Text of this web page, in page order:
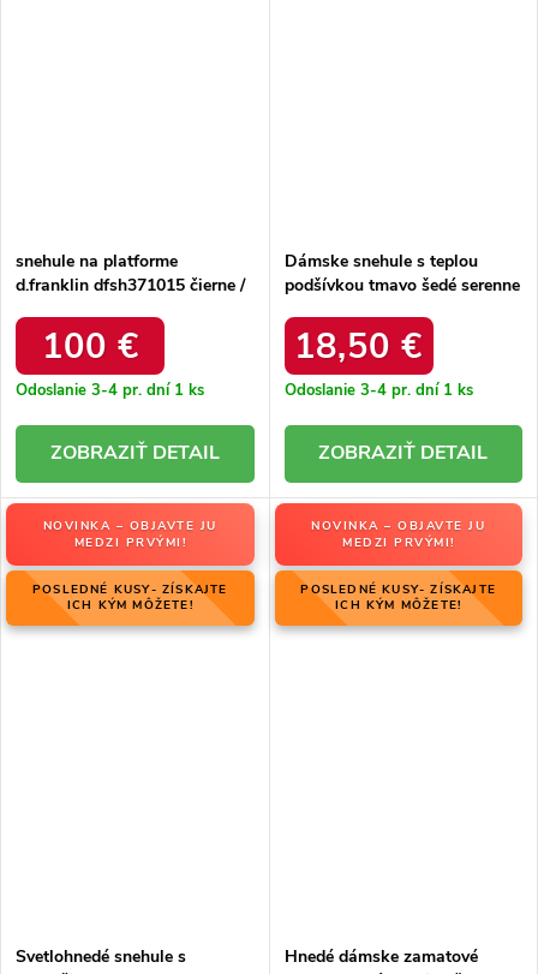
snehule na platforme
d.franklin dfsh371015 čierne /
100 €
Odoslanie 3-4 pr. dní 1 ks
DETAIL
Dámske snehule s teplou
podšívkou tmavo šedé serenne
18,50 €
Odoslanie 3-4 pr. dní 1 ks
DETAIL
NOVINKA – OBJAVTE JU
MEDZI PRVÝMI!
POSLEDNÉ KUSY- ZÍSKAJTE
ICH KÝM MÔŽETE!
Svetlohnedé snehule s
NOVINKA – OBJAVTE JU
MEDZI PRVÝMI!
POSLEDNÉ KUSY- ZÍSKAJTE
ICH KÝM MÔŽETE!
Hnedé dámske zamatové